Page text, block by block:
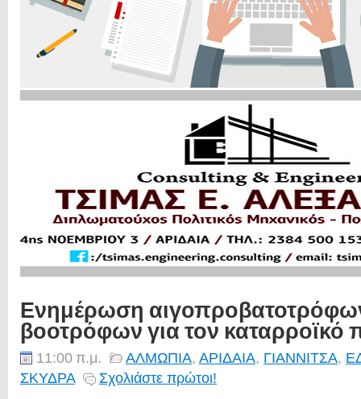
Ενημέρωση
βοοτρόφων για τον καταρροϊκό
11:00 π.μ. ΑΛΜΩΠΙΑ, ΑΡΙΔΑΙΑ, ΓΙΑΝΝΙΤΣΑ,
ΣΚΥΔΡΑ
Σχολιάστε πρώτοι!